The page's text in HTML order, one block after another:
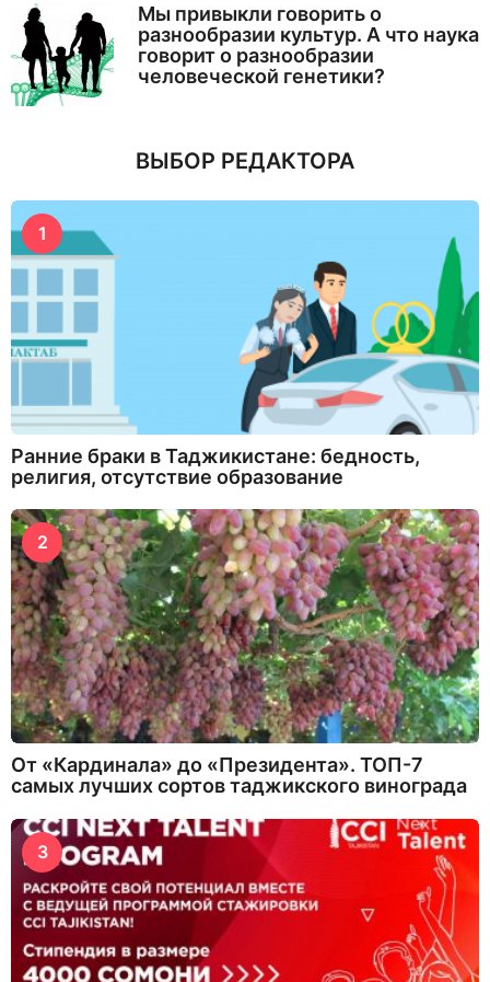
Мы привыкли говорить о
разнообразии культур. А что наука
говорит о разнообразии
человеческой генетики?
ВЫБОР РЕДАКТОРА
1
Ранние браки в Таджикистане: бедность,
религия, отсутствие образование
2
От «Кардинала» до «Президента». ТОП-7
самых лучших сортов таджикского винограда
3